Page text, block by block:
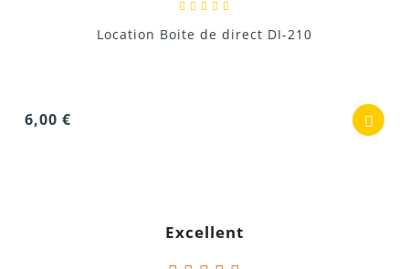
Location Boite de direct DI-210
6,00 €
Excellent